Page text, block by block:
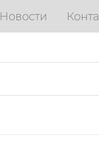
Новости